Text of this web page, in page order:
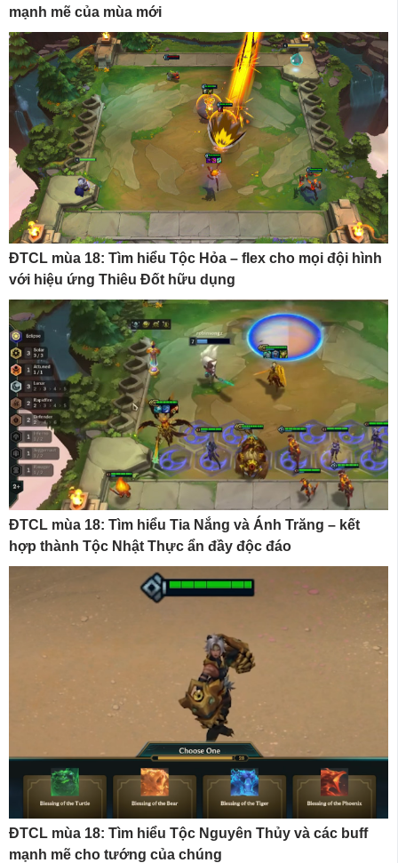
mạnh mẽ của mùa mới
ĐTCL mùa 18: Tìm hiểu Tộc Hỏa – flex cho mọi đội hình
với hiệu ứng Thiêu Đốt hữu dụng
ĐTCL mùa 18: Tìm hiểu Tia Nắng và Ánh Trăng – kết
hợp thành Tộc Nhật Thực ẩn đầy độc đáo
ĐTCL mùa 18: Tìm hiểu Tộc Nguyên Thủy và các buff
mạnh mẽ cho tướng của chúng